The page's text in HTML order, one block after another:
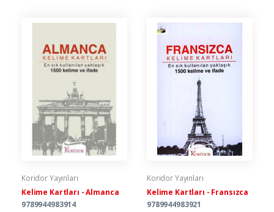
Koridor Yayınları
Kelime Kartları - Almanca
9789944983914
Koridor Yayınları
Kelime Kartları - Fransızca
9789944983921